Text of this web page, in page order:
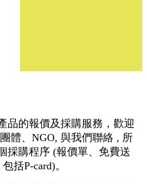
品的報價及採購服務，歡迎
體、NGO, 與我們聯絡 , 所
採購程序 (報價單、免費送
括P-card)。